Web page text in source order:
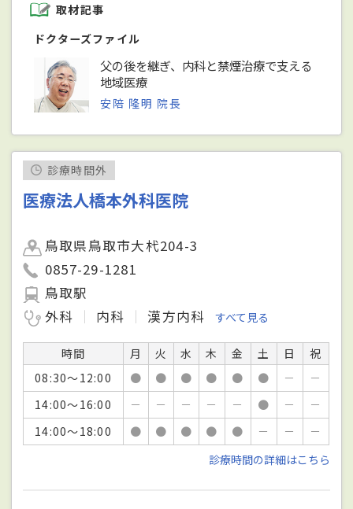
取材記事
ドクターズファイル
父の後を継ぎ、内科と禁煙治療で支える
地域医療
安陪 隆明 院長
診療時間外
医療法人橋本外科医院
鳥取県鳥取市大杙204-3
0857-29-1281
鳥取駅
外科
内科 漢方内科 すべて見る
時間 月 火 水 木 金 土 日
祝
08:30～12:00
● ● ● ● ● ● －
－
14:00～16:00
－ － － － － ● －
－
14:00～18:00
● ● ● ● ● － －
－
診療時間の詳細はこちら